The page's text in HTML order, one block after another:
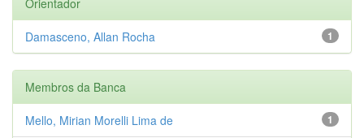
1
Damasceno, Allan Rocha
Membros da Banca
1
Mello, Mirian Morelli Lima de